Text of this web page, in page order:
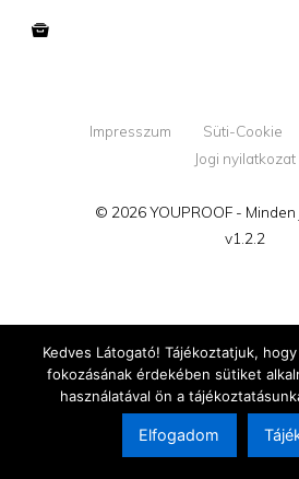
Impresszum Süti-Cookie
Jogi nyilatkozat
© 2026 YOUPROOF -
v1.2.2
Megújultunk!Tovább az
Kedves Látogató! Tájékoztatjuk,
fokozásának érdekében sütiket
használatával ön a
Elfogadom